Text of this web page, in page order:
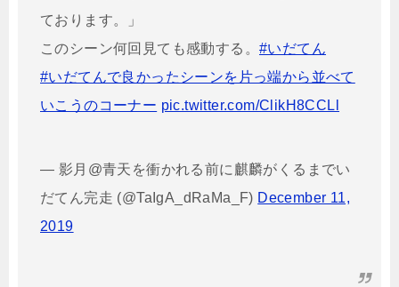
ております。」
このシーン何回見ても感動する。 #いだてん
#いだてんで良かったシーンを片っ端から並べて
いこうのコーナー pic.twitter.com/ClikH8CCLl
— 影月@青天を衝かれる前に麒麟がくるまでい
だてん完走 (@TaIgA_dRaMa_F) December 11,
2019